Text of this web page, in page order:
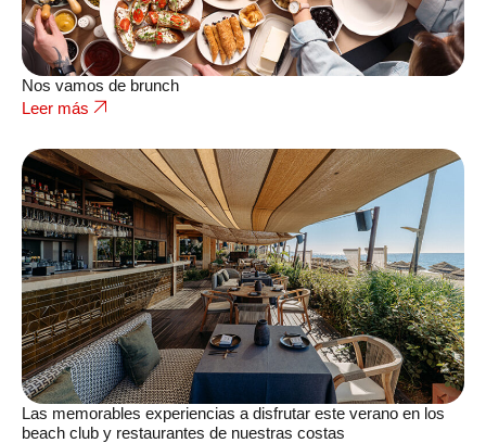
Nos vamos de brunch
Leer más
Las memorables experiencias a disfrutar este verano en los
beach club y restaurantes de nuestras costas